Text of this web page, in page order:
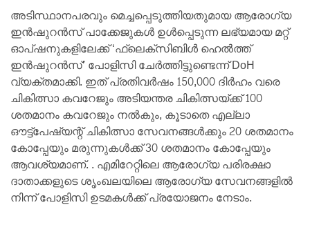
അടിസ്ഥാനപരവും മെച്ചപ്പെടുത്തിയതുമായ ആരോഗ്യ
ഇൻഷുറൻസ് പാക്കേജുകൾ ഉൾപ്പെടുന്ന ലഭ്യമായ മറ്റ്
ഓപ്ഷനുകളിലേക്ക് ‘ഫ്ലെക്‌സിബിൾ ഹെൽത്ത്
ഇൻഷുറൻസ്’ പോളിസി ചേർത്തിട്ടുണ്ടെന്ന് DoH
വ്യക്തമാക്കി. ഇത് പ്രതിവർഷം 150,000 ദിർഹം വരെ
ചികിത്സാ കവറേജും അടിയന്തര ചികിത്സയ്ക്ക് 100
ശതമാനം കവറേജും നൽകും, കൂടാതെ എല്ലാ
ഔട്ട്പേഷ്യന്റ് ചികിത്സാ സേവനങ്ങൾക്കും 20 ശതമാനം
കോപ്പേയും മരുന്നുകൾക്ക് 30 ശതമാനം കോപ്പേയും
ആവശ്യമാണ്. . എമിറേറ്റിലെ ആരോഗ്യ പരിരക്ഷാ
ദാതാക്കളുടെ ശൃംഖലയിലെ ആരോഗ്യ സേവനങ്ങളിൽ
നിന്ന് പോളിസി ഉടമകൾക്ക് പ്രയോജനം നേടാം.